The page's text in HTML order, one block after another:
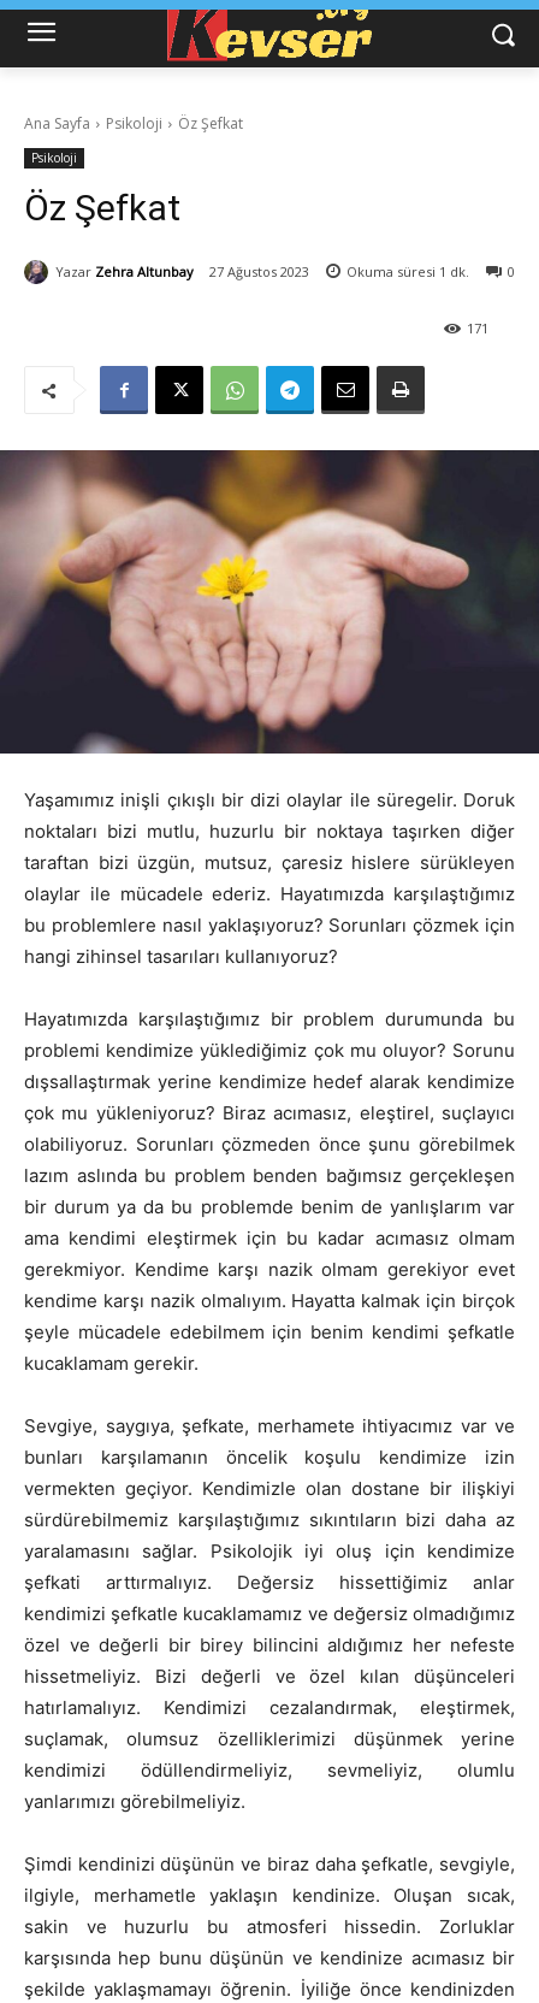
Ana Sayfa Psikoloji Öz Şefkat
Psikoloji
Öz Şefkat
Yazar Zehra Altunbay 27 Ağustos 2023 Okuma süresi 1 dk. 0
171
Yaşamımız inişli çıkışlı bir dizi olaylar ile süregelir. Doruk
noktaları bizi mutlu, huzurlu bir noktaya taşırken diğer
taraftan bizi üzgün, mutsuz, çaresiz hislere sürükleyen
olaylar ile mücadele ederiz. Hayatımızda karşılaştığımız
bu problemlere nasıl yaklaşıyoruz? Sorunları çözmek için
hangi zihinsel tasarıları kullanıyoruz?
Hayatımızda karşılaştığımız bir problem durumunda bu
problemi kendimize yüklediğimiz çok mu oluyor? Sorunu
dışsallaştırmak yerine kendimize hedef alarak kendimize
çok mu yükleniyoruz? Biraz acımasız, eleştirel, suçlayıcı
olabiliyoruz. Sorunları çözmeden önce şunu görebilmek
lazım aslında bu problem benden bağımsız gerçekleşen
bir durum ya da bu problemde benim de yanlışlarım var
ama kendimi eleştirmek için bu kadar acımasız olmam
gerekmiyor. Kendime karşı nazik olmam gerekiyor evet
kendime karşı nazik olmalıyım. Hayatta kalmak için birçok
şeyle mücadele edebilmem için benim kendimi şefkatle
kucaklamam gerekir.
Sevgiye, saygıya, şefkate, merhamete ihtiyacımız var ve
bunları karşılamanın öncelik koşulu kendimize izin
vermekten geçiyor. Kendimizle olan dostane bir ilişkiyi
sürdürebilmemiz karşılaştığımız sıkıntıların bizi daha az
yaralamasını sağlar. Psikolojik iyi oluş için kendimize
şefkati arttırmalıyız. Değersiz hissettiğimiz anlar
kendimizi şefkatle kucaklamamız ve değersiz olmadığımız
özel ve değerli bir birey bilincini aldığımız her nefeste
hissetmeliyiz. Bizi değerli ve özel kılan düşünceleri
hatırlamalıyız. Kendimizi cezalandırmak, eleştirmek,
suçlamak, olumsuz özelliklerimizi düşünmek yerine
kendimizi ödüllendirmeliyiz, sevmeliyiz, olumlu
yanlarımızı görebilmeliyiz.
Şimdi kendinizi düşünün ve biraz daha şefkatle, sevgiyle,
ilgiyle, merhametle yaklaşın kendinize. Oluşan sıcak,
sakin ve huzurlu bu atmosferi hissedin. Zorluklar
karşısında hep bunu düşünün ve kendinize acımasız bir
şekilde yaklaşmamayı öğrenin. İyiliğe önce kendinizden